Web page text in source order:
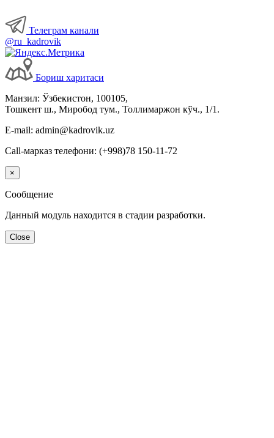
Телеграм канали
@ru_kadrovik
Бориш харитаси
Манзил: Ўзбекистон, 100105,
Тошкент ш., Миробод тум., Толлимаржон кўч., 1/1.
E-mail: admin@kadrovik.uz
Call-марказ телефони: (+998)78 150-11-72
×
Сообщение
Данный модуль находится в стадии разработки.
Close